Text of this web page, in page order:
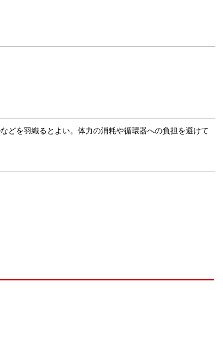
どを羽織るとよい。体力の消耗や循環器への負担を避けて